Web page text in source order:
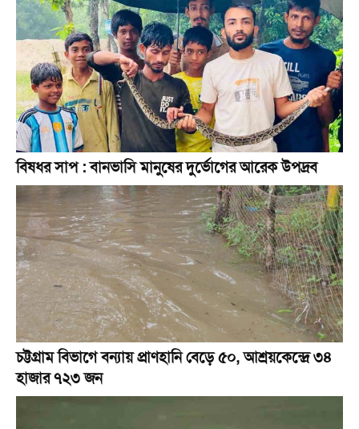
বিষধর সাপ : বানভাসি মানুষের দুর্ভোগের আরেক উপদ্রব
চট্টগ্রাম বিভাগে বন্যায় প্রাণহানি বেড়ে ৫০, আশ্রয়কেন্দ্রে ৩৪
হাজার ৭২৩ জন